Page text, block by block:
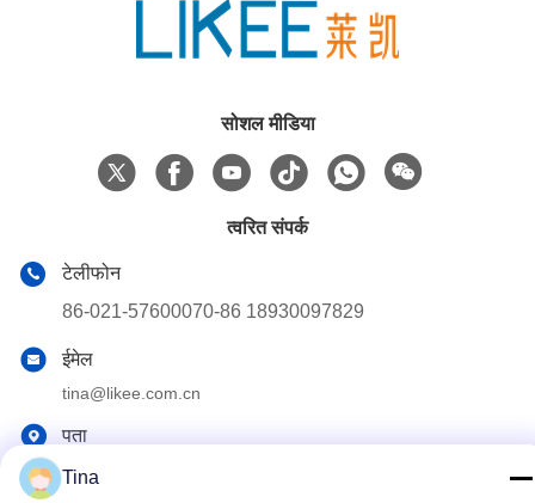
सोशल मीडिया
त्वरित संपर्क
टेलीफोन
86-021-57600070-86 18930097829
ईमेल
tina@likee.com.cn
पता
No.780 Xinlin Road, Zhelin Town,Fengxian District, शंघाई, चीन
201416
Tina